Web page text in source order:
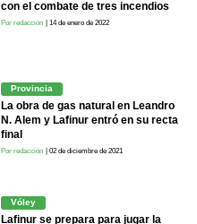
con el combate de tres incendios
Por redacción | 14 de enero de 2022
Provincia
La obra de gas natural en Leandro
N. Alem y Lafinur entró en su recta
final
Por redacción | 02 de diciembre de 2021
Vóley
Lafinur se prepara para jugar la